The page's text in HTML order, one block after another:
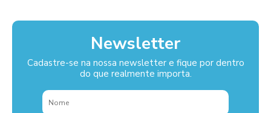
Newsletter
Cadastre-se na nossa newsletter e fique por dentro
do que realmente importa.